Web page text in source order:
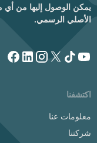
يمكن الوصول إليها من أي
الأصلي الرسمي.
اكتشفنا
معلومات عنا
شركتنا